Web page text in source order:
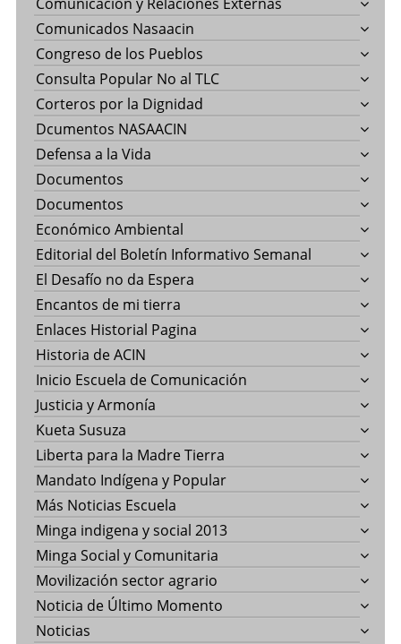
Comunicados Nasaacin
Congreso de los Pueblos
Consulta Popular No al TLC
Corteros por la Dignidad
Dcumentos NASAACIN
Defensa a la Vida
Documentos
Documentos
Económico Ambiental
Editorial del Boletín Informativo Semanal
El Desafío no da Espera
Encantos de mi tierra
Enlaces Historial Pagina
Historia de ACIN
Inicio Escuela de Comunicación
Justicia y Armonía
Kueta Susuza
Liberta para la Madre Tierra
Mandato Indígena y Popular
Más Noticias Escuela
Minga indigena y social 2013
Minga Social y Comunitaria
Movilización sector agrario
Noticia de Último Momento
Noticias